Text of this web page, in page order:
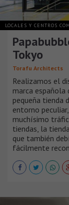
LOCALES Y CENTROS
Tokyo
Torafu Architects
Realizamos el
marca española
pequeña tienda
entorno
muchísimo
tiendas, la
que también
fácilmente